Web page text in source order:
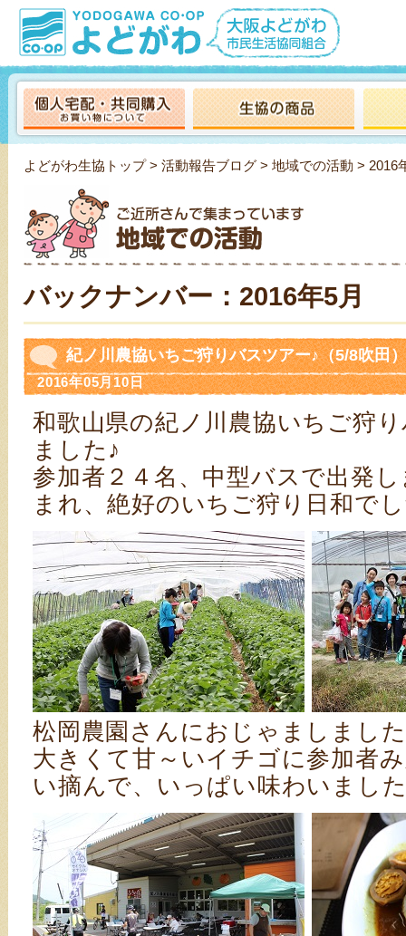
よどがわ生協トップ> 活動報告ブログ > 地域での活動 > 2016
バックナンバー：2016年5月
紀ノ川農協いちご狩りバスツアー♪（5/8吹田）
2016年05月10日
和歌山県の紀ノ川農協いちご狩
ました♪
参加者２４名、中型バスで出発
まれ、絶好のいちご狩り日和で
松岡農園さんにおじゃましまし
大きくて甘～いイチゴに参加者
い摘んで、いっぱい味わいまし